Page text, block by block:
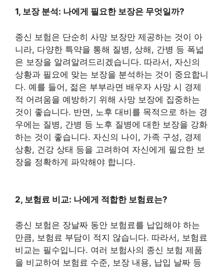
1, 보장 분석: 나에게 필요한 보장은 무엇일까?
종신 보험은 단순히 사망 보장만 제공하는 것이 아
니라, 다양한 특약을 통해 질병, 상해, 간병 등 폭넓
은 보장을 알려알려드리겠습니다. 따라서, 자신의
상황과 필요에 맞는 보장을 분석하는 것이 중요합니
다. 예를 들어, 젊은 부부라면 배우자 사망 시 경제
적 어려움을 예방하기 위해 사망 보장에 집중하는
것이 좋습니다. 반면, 노후 대비를 목적으로 하는 경
우에는 질병, 간병 등 노후 질병에 대한 보장을 강화
하는 것이 좋습니다. 자신의 나이, 가족 구성, 경제
상황, 건강 상태 등을 고려하여 자신에게 필요한 보
장을 정확하게 파악해야 합니다.
2, 보험료 비교: 나에게 적합한 보험료는?
종신 보험은 장날짜 동안 보험료를 납입해야 하는
만큼, 보험료 부담이 적지 않습니다. 따라서, 보험료
비교는 필수입니다. 여러 보험사의 종신 보험 제품
을 비교하여 보험료 수준, 보장 내용, 납입 날짜 등